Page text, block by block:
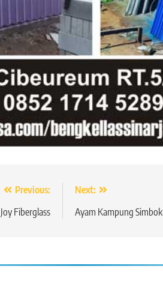
Previous:
Joy Fiberglass
Next:
Ayam Kampung Simbok